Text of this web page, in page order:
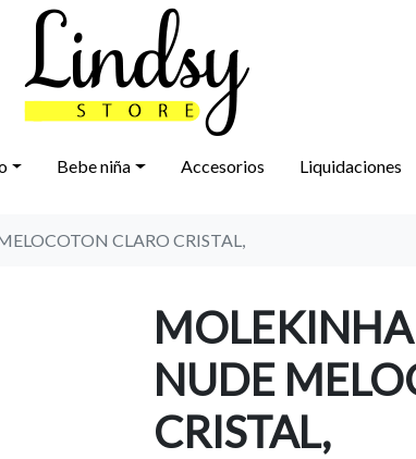
Bebe niña Accesorios Liquidaciones
CLARO CRISTAL,
NUDE
CRISTAL,